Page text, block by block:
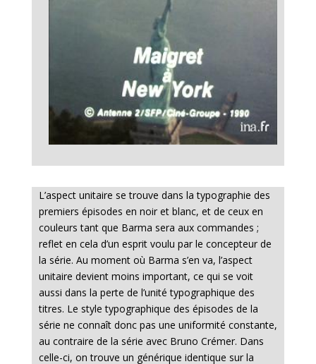
L’aspect unitaire se trouve dans la typographie des
premiers épisodes en noir et blanc, et de ceux en
couleurs tant que Barma sera aux commandes ;
reflet en cela d’un esprit voulu par le concepteur de
la série. Au moment où Barma s’en va, l’aspect
unitaire devient moins important, ce qui se voit
aussi dans la perte de l’unité typographique des
titres. Le style typographique des épisodes de la
série ne connaît donc pas une uniformité constante,
au contraire de la série avec Bruno Crémer. Dans
celle-ci, on trouve un générique identique sur la